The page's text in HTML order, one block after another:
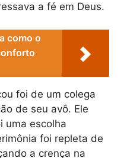
a fé em Deus.
como o
foi de um colega
de seu avô. Ele
uma escolha
foi repleta de
a crença na